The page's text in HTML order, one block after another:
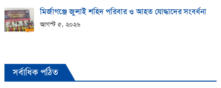
মির্জাগঞ্জে জুলাই শহিদ পরিবার ও আহত যোদ্ধাদের সংবর্ধনা
আগস্ট ৫, ২০২৬
সর্বাধিক পঠিত